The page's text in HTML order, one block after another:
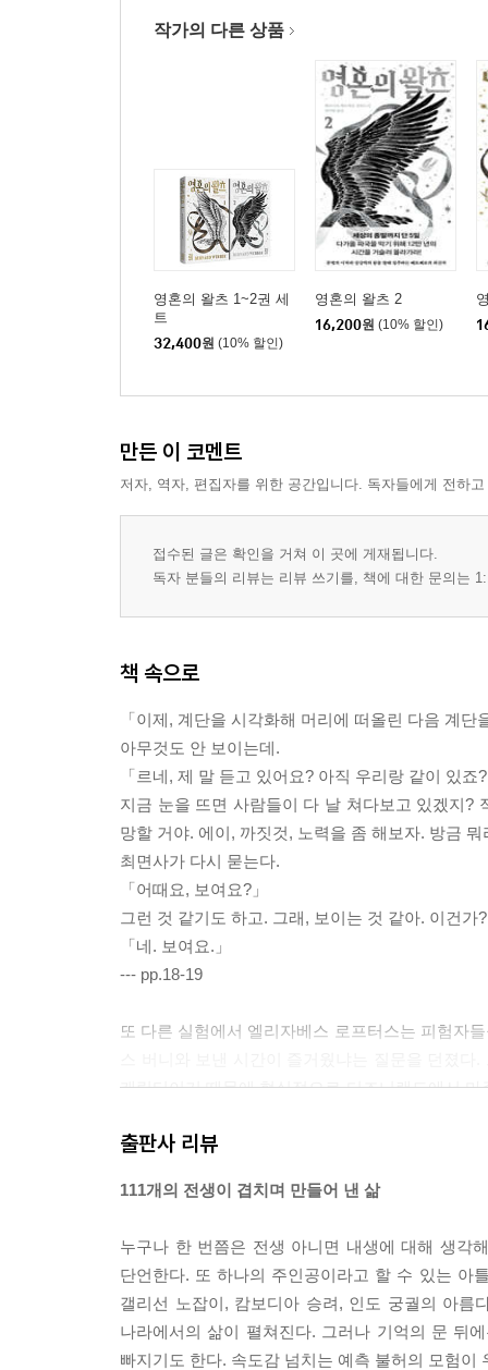
작가의 다른 상품
영혼의 왈츠 1~2권 세
트
32,400원 (10% 할인)
영혼의 왈츠 2
16,200원 (10% 할인)
만든 이 코멘트
저자, 역자, 편집자를 위한 공간입니다. 독자들에게 전하
접수된 글은 확인을 거쳐 이 곳에 게재됩니다.
독자 분들의 리뷰는 리뷰 쓰기를, 책에 대한 문의는
책 속으로
「이제, 계단을 시각화해 머리에 떠올린 다음 계
아무것도 안 보이는데.
「르네, 제 말 듣고 있어요? 아직 우리랑 같이 있
지금 눈을 뜨면 사람들이 다 날 쳐다보고 있겠지?
망할 거야. 에이, 까짓것, 노력을 좀 해보자. 방금
최면사가 다시 묻는다.
「어때요, 보여요?」
그런 것 같기도 하고. 그래, 보이는 것 같아. 이건가
「네. 보여요.」
--- pp.18-19
또 다른 실험에서 엘리자베스 로프터스는 피험자
캐릭터이기 때문에 현실적으로 디즈니랜드에서
돌려준 기억이 있다고 응답했다.
「아, 그래요…… 나도 똑같은데…… 아무래도 우
「나는 최초의 인간이었던 아툼 기원 후 2020년에
「나는 기독교의 메시아로 여겨지는 예수 그리스
--- p.186
출판사 리뷰
111개의 전생이 겹치며 만들어 낸 삶
누구나 한 번쯤은 전생 아니면 내생에 대해 생각
단언한다. 또 하나의 주인공이라고 할 수 있는 아
갤리선 노잡이, 캄보디아 승려, 인도 궁궐의 아
나라에서의 삶이 펼쳐진다. 그러나 기억의 문 뒤
빠지기도 한다. 속도감 넘치는 예측 불허의 모험이